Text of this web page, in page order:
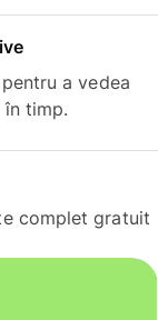
a vedea
timp.
complet gratuit